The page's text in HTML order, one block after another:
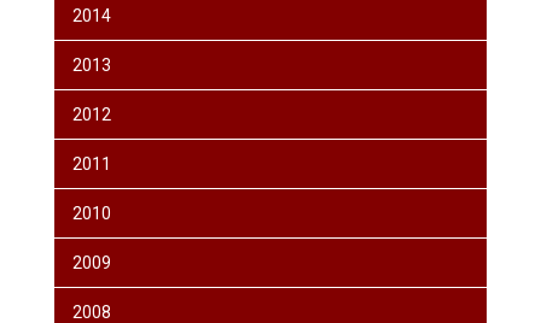
2014
2013
2012
2011
2010
2009
2008